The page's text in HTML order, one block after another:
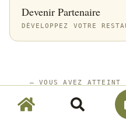
Devenir Partenaire
DÉVELOPPEZ VOTRE
—VOUS AVEZ ATTEINT